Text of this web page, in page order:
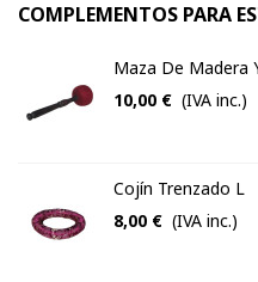
COMPLEMENTOS PARA
Maza De Madera
10,00 € (IVA inc.)
Cojín Trenzado L
8,00 € (IVA inc.)